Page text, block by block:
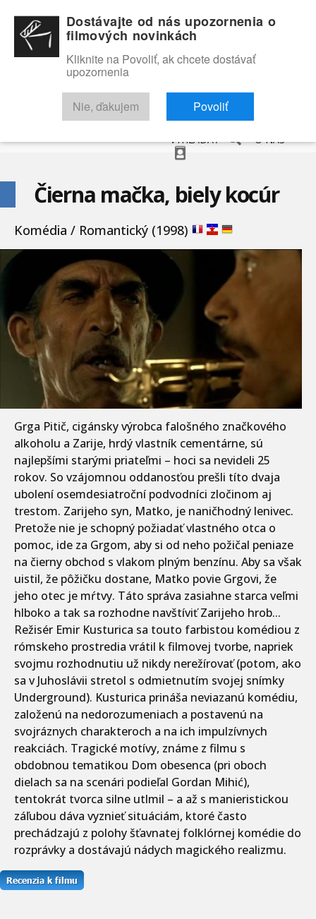
RECENZIE TRAILERY FILMOVÁ DATABÁZA
VYHĽADAŤ O NÁS
Čierna mačka, biely kocúr
Komédia / Romantický (1998)
Grga Pitič, cigánsky výrobca falošného značkového
alkoholu a Zarije, hrdý vlastník cementárne, sú
najlepšími starými priateľmi – hoci sa nevideli 25
rokov. So vzájomnou oddanosťou prešli títo dvaja
ubolení osemdesiatroční podvodníci zločinom aj
trestom. Zarijeho syn, Matko, je naničhodný lenivec.
Pretože nie je schopný požiadať vlastného otca o
pomoc, ide za Grgom, aby si od neho požičal peniaze
na čierny obchod s vlakom plným benzínu. Aby sa však
uistil, že pôžičku dostane, Matko povie Grgovi, že
jeho otec je mŕtvy. Táto správa zasiahne starca veľmi
hlboko a tak sa rozhodne navštíviť Zarijeho hrob...
Režisér Emir Kusturica sa touto farbistou komédiou z
rómskeho prostredia vrátil k filmovej tvorbe, napriek
svojmu rozhodnutiu už nikdy nerežírovať (potom, ako
sa v Juhoslávii stretol s odmietnutím svojej snímky
Underground). Kusturica prináša neviazanú komédiu,
založenú na nedorozumeniach a postavenú na
svojráznych charakteroch a na ich impulzívnych
reakciách. Tragické motívy, známe z filmu s
obdobnou tematikou Dom obesenca (pri oboch
dielach sa na scenári podieľal Gordan Mihić),
tentokrát tvorca silne utlmil – a až s manieristickou
záľubou dáva vyznieť situáciám, ktoré často
prechádzajú z polohy šťavnatej folklórnej komédie do
rozprávky a dostávajú nádych magického realizmu.
Dostávajte od nás upozornenia o
filmových novinkách
Kliknite na Povoliť, ak chcete dostávať
upozornenia
Nie, ďakujem Povoliť